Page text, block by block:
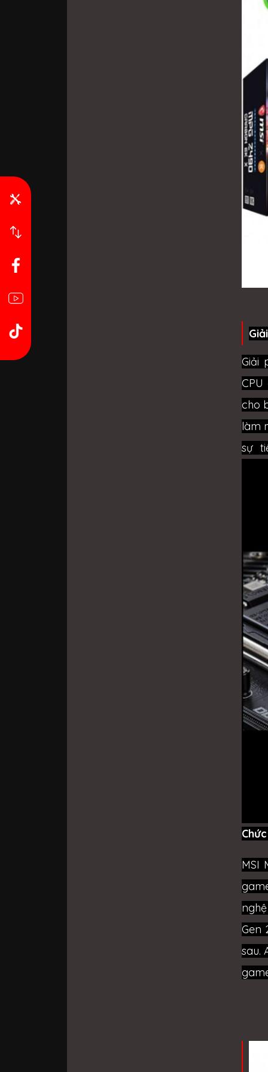
Giải
cho
làm
sự
MSI
Gen
sau.